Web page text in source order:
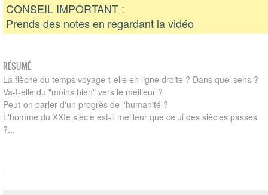
CONSEIL IMPORTANT :
Prends des notes en regardant la vidéo
RÉSUMÉ
La flèche du temps voyage-t-elle en ligne droite ? Dans quel sens ?
Va-t-elle du "moins bien" vers le meilleur ?
Peut-on parler d'un progrès de l'humanité ?
L'homme du XXIe siècle est-il meilleur que celui des siècles passés
?...